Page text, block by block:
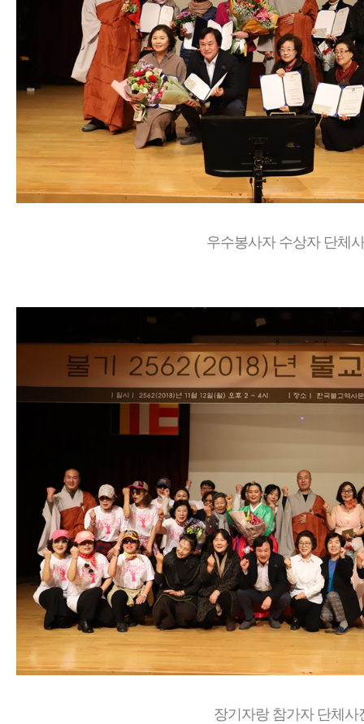
우수봉사자 수상자 단체
장기자랑 참가자 단체사